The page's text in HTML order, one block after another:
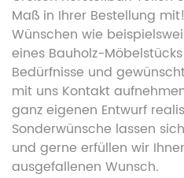
Maß in Ihrer Bestellung
Wünschen wie
eines Bauholz-
Bedürfnisse und
mit uns Kontakt
ganz eigenen Entwurf
Sonderwünsche lassen
und gerne erfüllen wir
ausgefallenen Wunsch.